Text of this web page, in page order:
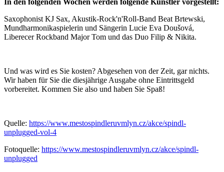
Saxophonist KJ Sax, Akustik-Rock'n'Roll-Band Beat Brtewski,
Mundharmonikaspielerin und Sängerin Lucie Eva Doušová,
Liberecer Rockband Major Tom und das Duo Filip & Nikita.
Und was wird es Sie kosten? Abgesehen von der Zeit, gar nichts.
Wir haben für Sie die diesjährige Ausgabe ohne Eintrittsgeld
vorbereitet. Kommen Sie also und haben Sie Spaß!
Quelle: https://www.mestospindleruvmlyn.cz/akce/spindl-
unplugged-vol-4
Fotoquelle: https://www.mestospindleruvmlyn.cz/akce/spindl-
unplugged